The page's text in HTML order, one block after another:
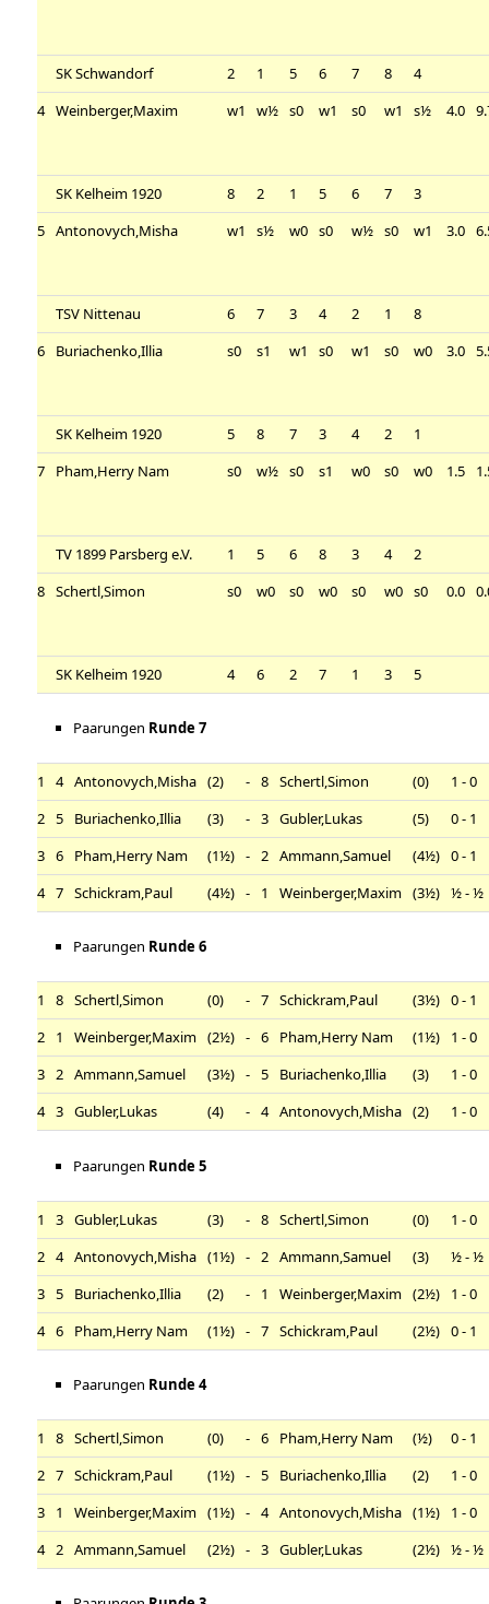
SK Schwandorf 2 1 5 6 7 8
4
4 Weinberger,Maxim w1 w½ s0 w1 s0 w1 s½ 4.0
SK Kelheim 1920 8 2 1 5 6 7
3
5 Antonovych,Misha w1 s½ w0 s0 w½ s0 w1 3.0
TSV Nittenau 6 7 3 4 2 1
8
6
Buriachenko,Illia s0 s1 w1 s0 w1 s0 w0 3.0
SK Kelheim 1920 5 8 7 3 4 2
1
7
Pham,Herry Nam s0 w½ s0 s1 w0 s0 w0 1.5
TV 1899 Parsberg e.V. 1 5 6 8 3 4
2
8 Schertl,Simon s0 w0 s0 w0 s0 w0 s0 0.0
SK Kelheim 1920 4 6 2 7 1 3 5
Paarungen Runde 7
1 4 Antonovych,Misha (2) - 8 Schertl,Simon (0)
1 - 0
2 5 Buriachenko,Illia (3) - 3 Gubler,Lukas (5)
0 - 1
3 6 Pham,Herry Nam (1½) - 2 Ammann,Samuel (4½) 0 - 1
4 7 Schickram,Paul (4½) - 1 Weinberger,Maxim (3½) ½ - ½
Paarungen Runde 6
1 8 Schertl,Simon (0) - 7 Schickram,Paul (3½) 0 - 1
2
1 Weinberger,Maxim (2½) - 6 Pham,Herry Nam (1½)
1 - 0
3 2 Ammann,Samuel (3½) - 5 Buriachenko,Illia (3)
1 - 0
4 3 Gubler,Lukas (4) - 4 Antonovych,Misha (2) 1 - 0
Paarungen Runde 5
1 3 Gubler,Lukas (3) - 8 Schertl,Simon (0)
1 - 0
2 4 Antonovych,Misha (1½) - 2 Ammann,Samuel (3)
½ - ½
3 5 Buriachenko,Illia (2) - 1 Weinberger,Maxim (2½)
1 - 0
4 6 Pham,Herry Nam (1½) - 7 Schickram,Paul (2½) 0 - 1
Paarungen Runde 4
1 8 Schertl,Simon (0) - 6 Pham,Herry Nam (½)
0 - 1
2 7 Schickram,Paul (1½) - 5 Buriachenko,Illia (2)
1 - 0
3
1 Weinberger,Maxim (1½) - 4 Antonovych,Misha (1½)
1 - 0
4 2 Ammann,Samuel (2½) - 3 Gubler,Lukas (2½) ½ - ½